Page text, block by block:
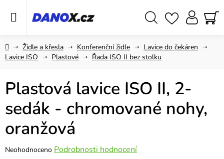
DomůŽidle a křesla Konferenční židle
Lavice do čekáren
Lavice ISO
Plastové Řada ISO II bez stolku
Plastová lavice ISO II, 2-
sedák - chromované nohy,
oranžová
Průměrné
Neohodnoceno Podrobnosti hodnocení